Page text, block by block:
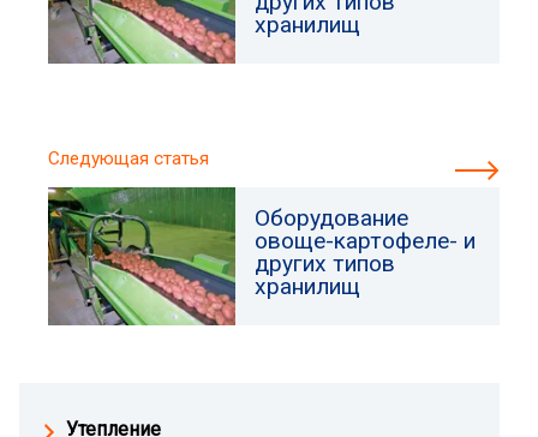
Утепление
хранилищ
Следующая статья
Оборудование
овоще-картофеле- и
других типов
хранилищ